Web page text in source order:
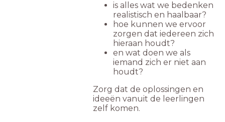
is alles wat we bedenken
realistisch en haalbaar?
hoe kunnen we ervoor
zorgen dat iedereen zich
hieraan houdt?
en wat doen we als
iemand zich er niet aan
houdt?
Zorg dat de oplossingen en
ideeën vanuit de leerlingen
zelf komen.